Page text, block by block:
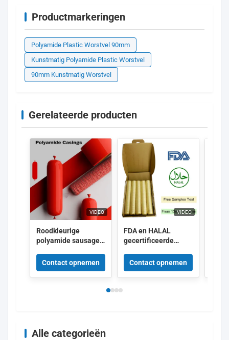
Productmarkeringen
Polyamide Plastic Worstvel 90mm
Kunstmatig Polyamide Plastic Worstvel
90mm Kunstmatig Worstvel
Gerelateerde producten
VIDEO
Roodkleurige
polyamide sausage
nylon behuizingen
met 5 lagen co-
extrusie voor vlees
Contact opnemen
VIDEO
FDA en HALAL
gecertificeerde
behuizingen met 15
meter/streng lengte
en superieure
Contact opnemen
Alle categorieën